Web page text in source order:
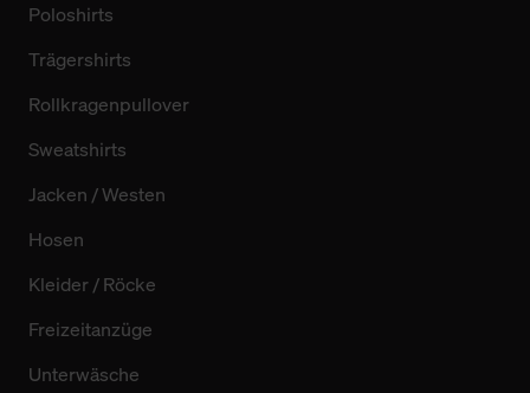
Poloshirts
Trägershirts
Rollkragenpullover
Sweatshirts
Jacken / Westen
Hosen
Kleider / Röcke
Freizeitanzüge
Unterwäsche